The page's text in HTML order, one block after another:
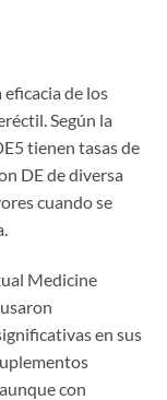
de los
Según la
tienen tasas de
DE de diversa
cuando se
Medicine
en sus
con